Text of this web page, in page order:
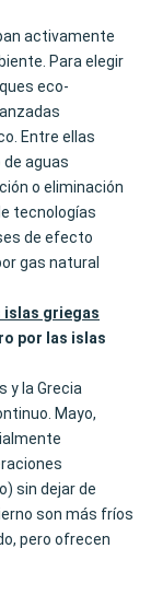
activamente
Para elegir
eco-
Entre ellas
aguas
o eliminación
tecnologías
de efecto
gas natural
islas griegas
por las islas
y la Grecia
Mayo,
sin dejar de
son más fríos
pero ofrecen